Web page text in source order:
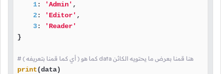
1: 'Admin' ,
2: 'Editor' ,
3:
'Reader'
}
# ( أي كما قمنا بتعريفه ) كما هو data هنا قمنا بعرض ما يحتويه الكائن
print(data)